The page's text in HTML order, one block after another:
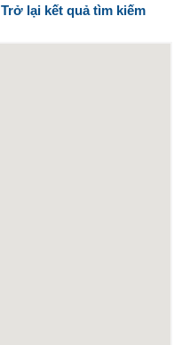
Trở lại kết quả tìm kiếm